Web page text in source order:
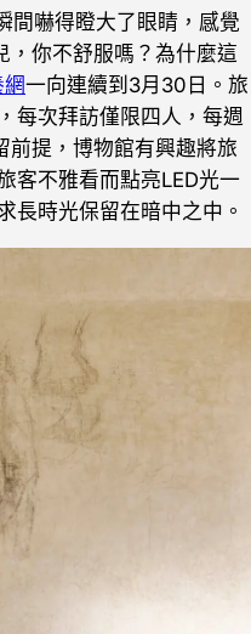
間嚇得瞪大了眼睛，感覺
，你不舒服嗎？為什麼這
一向連續到3月30日。旅
每次拜訪僅限四人，每週
前提，博物館有興趣將旅
客不雅看而點亮LED光一
長時光保留在暗中之中。